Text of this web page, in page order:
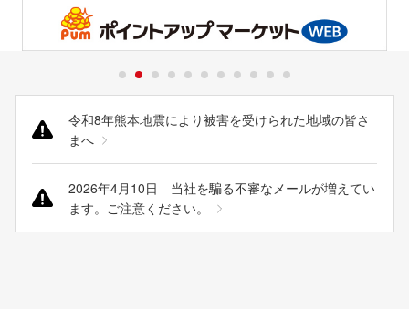
令和8年熊本地震により被害を受けられた地域の皆さ
まへ
2026年4月10日 当社を騙る不審なメールが増えてい
ます。ご注意ください。